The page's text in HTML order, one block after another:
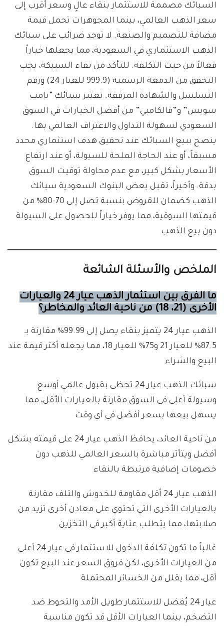
السبائك مصممة للاستثمار بنقاء عالٍ وسعر أقرب إلى
سعر الذهب العالمي، بينما المجوهرات تحمل قيمة
مضافة للتصميم والصنعة. لا توجد ضرائب على سبائك
الذهب الاستثماري في السعودية، مما يجعلها خياراً
فعالاً من حيث التكلفة. للتأكد من نقاء السبيكة، يجب
التحقق من الدمغة الرسمية (999.9 للعيار 24) ورقم
التسلسل والشهادة المرفقة. تعتبر سبائك “بامب
سويس” و”فالكامبي” من أفضل الخيارات في السوق
السعودي لسهولة التداول والاعتراف العالمي بها.
ينصح ببيع السبائك عند تحقيق هدف استثماري محدد
مسبقاً، أو عند الحاجة الملحة للسيولة، أو عند ارتفاع
الأسعار بشكل كبير، مع عدم محاولة توقيت السوق
بدقة. وأخيراً، تقبل بعض البنوك السعودية سبائك
الذهب كضمان للقروض بنسبة تصل إلى 70-80% من
قيمتها السوقية، مما يوفر خياراً للحصول على السيولة
دون بيع الذهب
الملخص والأسئلة الشائعة
ما الفرق بين استثمار الذهب عيار 24 والعيارات
الأخرى (21، 18) من ناحية العائد والمخاطر؟
الذهب عيار 24 يتميز بنقاء يصل إلى 99.99% مقارنة بـ
87.5% للعيار 21 و75% للعيار 18، مما يجعله أكثر قيمة عند
البيع والشراء
سبائك الذهب عيار 24 تحظى بقبول عالمي أوسع
وسيولة أعلى في السوق مقارنة بالعيارات الأقل، مما
يسهل بيعها بسعر أفضل في أي وقت
من ناحية العائد، يحافظ الذهب عيار 24 على قيمته بشكل
أفضل ويتأثر مباشرة بالسعر العالمي للذهب دون
خصومات إضافية مرتبطة بالنقاء
الذهب عيار 24 أقل مقاومة للخدوش والتلف مقارنة
بالعيارات الأخرى التي تحتوي على معادن أخرى تزيد من
صلابتها، مما يتطلب عناية أكبر في التخزين
غالباً ما تكون تكلفة الدخول للاستثمار في عيار 24 أعلى
من العيارات الأخرى، لكن فروق السعر عند البيع تكون
أقل، مما يقلل من الخسائر المحتملة
عيار 24 يُفضل للاستثمار طويل الأمد والتحوط ضد
التضخم، بينما العيارات الأقل قد تكون مناسبة